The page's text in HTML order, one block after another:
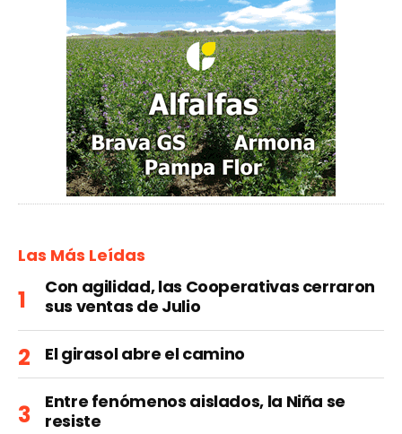
Las Más Leídas
Con agilidad, las Cooperativas cerraron
sus ventas de Julio
El girasol abre el camino
Entre fenómenos aislados, la Niña se
resiste